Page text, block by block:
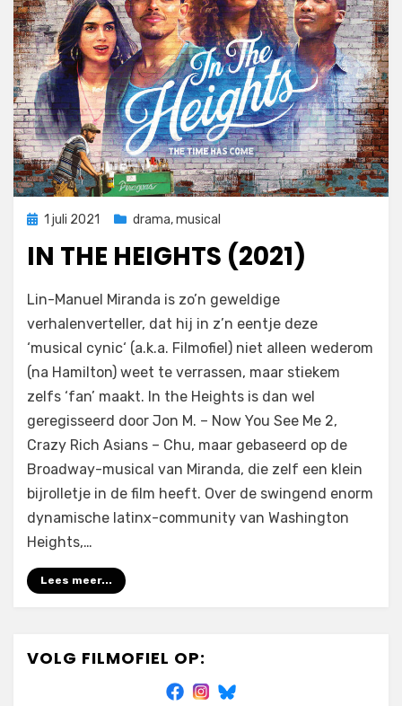
Geplaatst
1 juli 2021 drama,musical
IN THE HEIGHTS (2021)
door Filmofiel.nl
Lin-Manuel Miranda is zo’n geweldige
verhalenverteller, dat hij in z’n eentje deze
‘musical cynic‘ (a.k.a. Filmofiel) niet alleen wederom
(na Hamilton) weet te verrassen, maar stiekem
zelfs ‘fan’ maakt. In the Heights is dan wel
geregisseerd door Jon M. – Now You See Me 2,
Crazy Rich Asians – Chu, maar gebaseerd op de
Broadway-musical van Miranda, die zelf een klein
bijrolletje in de film heeft. Over de swingend enorm
dynamische latinx-community van Washington
Heights,…
Lees meer...
VOLG FILMOFIEL OP: